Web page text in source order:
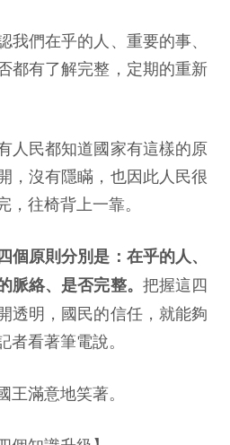
們在乎的人、重要的事、
都有了解完整，定期的重新
民都知道國家有這樣的原
，沒有隱瞞，也因此人民很
往椅背上一靠。
個原則分別是：在乎的人、
脈絡、是否完整。 把握這四
透明，國民的信任，就能夠
看著筆電說。
滿意地笑著。